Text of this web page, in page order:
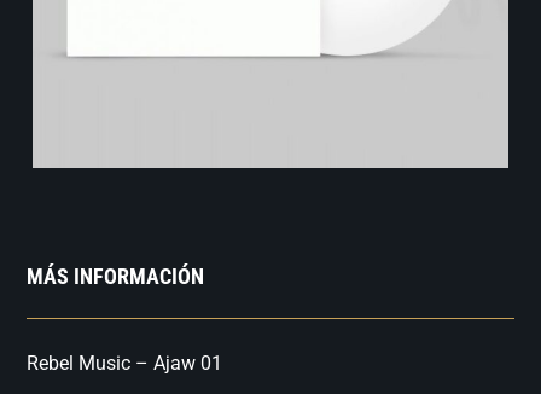
MÁS INFORMACIÓN
Rebel Music – Ajaw 01